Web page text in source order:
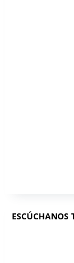
ESCÚCHANOS